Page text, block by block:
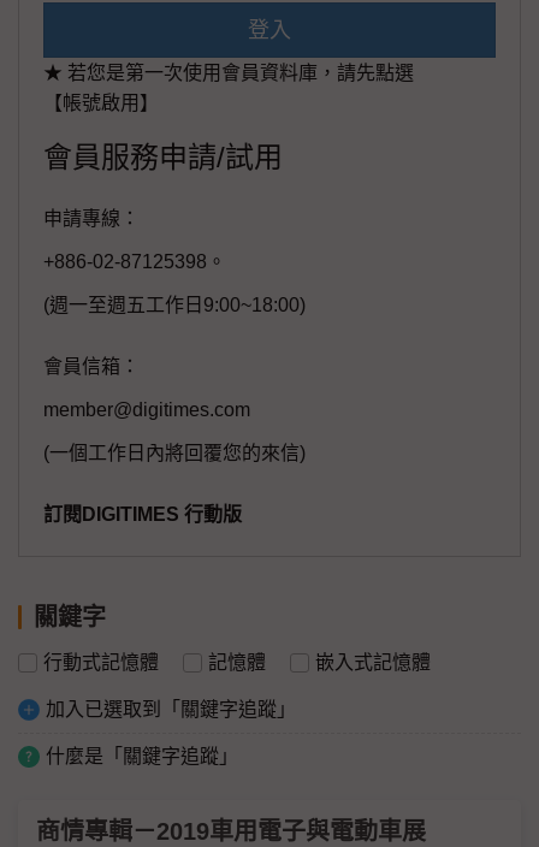
登入
★ 若您是第一次使用會員資料庫，請先點選
【帳號啟用】
會員服務申請/試用
申請專線：
+886-02-87125398。
(週一至週五工作日9:00~18:00)
會員信箱：
member@digitimes.com
(一個工作日內將回覆您的來信)
訂閱DIGITIMES 行動版
關鍵字
行動式記憶體 記憶體 嵌入式記憶體
加入已選取到「關鍵字追蹤」
什麼是「關鍵字追蹤」
商情專輯－2019車用電子與電動車展